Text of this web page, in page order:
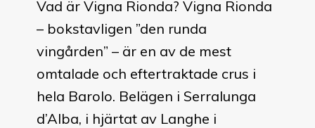
Vad är Vigna Rionda? Vigna Rionda
– bokstavligen ”den runda
vingården” – är en av de mest
omtalade och eftertraktade crus i
hela Barolo. Belägen i Serralunga
d’Alba, i hjärtat av Langhe i